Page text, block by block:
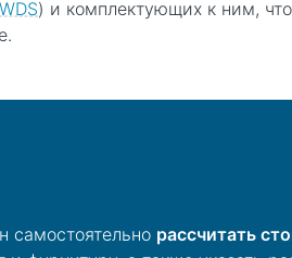
WDS) и комплектующих к ним,
самостоятельно рассчитать